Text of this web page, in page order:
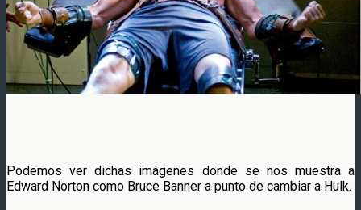
Podemos ver dichas imágenes donde se nos muestra a
Edward Norton como Bruce Banner a punto de cambiar a Hulk.